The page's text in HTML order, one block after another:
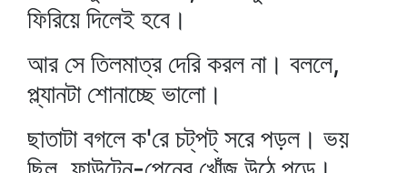
ফিরিয়ে দিলেই হবে।
আর সে তিলমাত্র দেরি করল না। বললে,
প্ল্যানটা শোনাচ্ছে ভালো।
ছাতাটা বগলে ক'রে চট্‌পট্‌ সরে পড়ল। ভয়